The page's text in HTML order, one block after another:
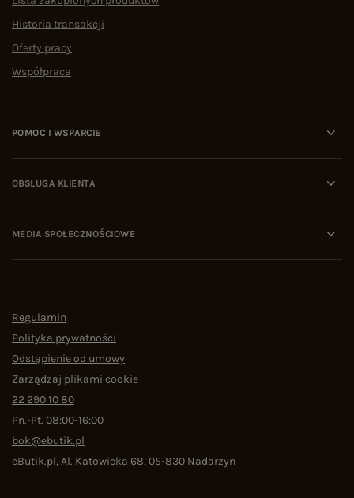
Historia transakcji
Oferty pracy
Współpraca
POMOC I WSPARCIE
OBSŁUGA KLIENTA
MEDIA SPOŁECZNOŚCIOWE
Regulamin
Polityka prywatności
Odstąpienie od umowy
Zarządzaj plikami cookie
22 290 10 80
Pn.-Pt. 08:00-16:00
bok@ebutik.pl
eButik.pl,Al. Katowicka 68,05-830 Nadarzyn